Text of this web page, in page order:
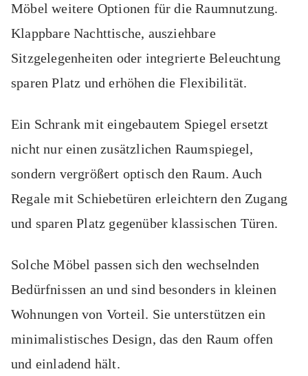
Möbel weitere Optionen für die Raumnutzung.
Klappbare Nachttische, ausziehbare
Sitzgelegenheiten oder integrierte Beleuchtung
sparen Platz und erhöhen die Flexibilität.
Ein Schrank mit eingebautem Spiegel ersetzt
nicht nur einen zusätzlichen Raumspiegel,
sondern vergrößert optisch den Raum. Auch
Regale mit Schiebetüren erleichtern den Zugang
und sparen Platz gegenüber klassischen Türen.
Solche Möbel passen sich den wechselnden
Bedürfnissen an und sind besonders in kleinen
Wohnungen von Vorteil. Sie unterstützen ein
minimalistisches Design, das den Raum offen
und einladend hält.